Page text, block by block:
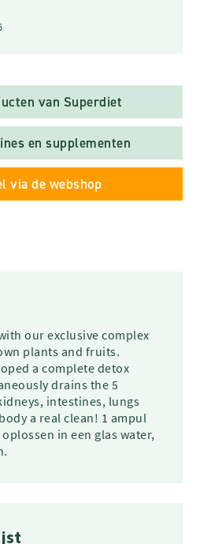
van Superdiet
en supplementen
via de webshop
our exclusive complex
plants and fruits.
a complete detox
drains the 5
intestines, lungs
a real clean! 1 ampul
in een glas water,